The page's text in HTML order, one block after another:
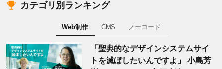
カテゴリ別ランキング
Web制作 CMS ノーコード
「聖典的なデザインシステムサイ
トを滅ぼしたいんですよ」 小島芳